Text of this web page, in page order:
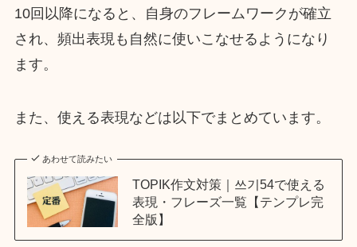
10回以降になると、自身のフレームワークが確立
され、頻出表現も自然に使いこなせるようになり
ます。
また、使える表現などは以下でまとめています。
あわせて読みたい
TOPIK作文対策｜쓰기54で使える
表現・フレーズ一覧【テンプレ完
全版】